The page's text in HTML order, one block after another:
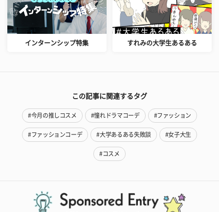
インターンシップ特集 すれみの大学生あるある
この記事に関連するタグ
#今月の推しコスメ #憧れドラマコーデ #ファッション
#ファッションコーデ #大学あるある失敗談 #女子大生
#コスメ